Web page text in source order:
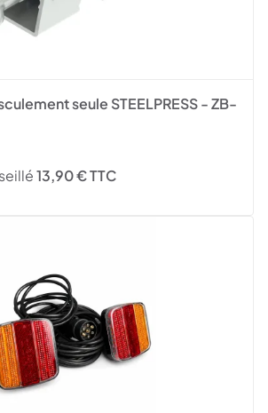
seule STEELPRESS - ZB-
13,90 € TTC